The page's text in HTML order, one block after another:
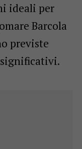
ideali per
Barcola
previste